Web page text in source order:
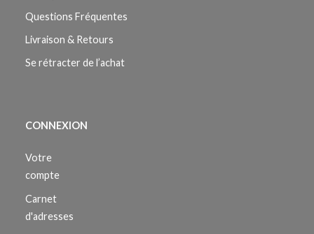
Questions Fréquentes
Livraison & Retours
Se rétracter de l’achat
CONNEXION
Votre
compte
Carnet
d'adresses